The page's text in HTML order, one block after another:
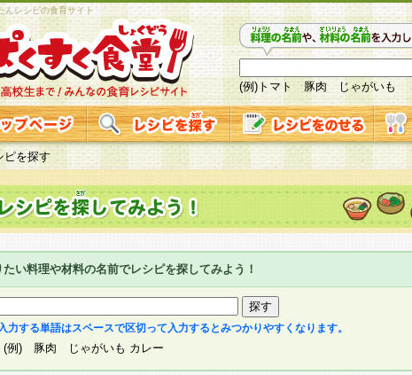
んレシピの食育サイト
(例)トマト 豚肉 じゃがいも
ピを探す
たい料理や材料の名前でレシピを探してみよう！
入力する単語はスペースで区切って入力するとみつかりやすくなります。
) 豚肉 じゃがいも カレー